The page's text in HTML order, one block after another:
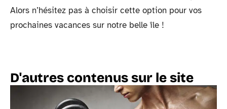
Alors n’hésitez pas à choisir cette option pour vos
prochaines vacances sur notre belle île !
D'autres contenus sur le site